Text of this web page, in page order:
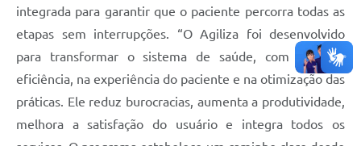
integrada para garantir que o paciente percorra todas as
etapas sem interrupções. “O Agiliza foi desenvolvido
para transformar o sistema de saúde, com foco na
eficiência, na experiência do paciente e na otimização das
práticas. Ele reduz burocracias, aumenta a produtividade,
melhora a satisfação do usuário e integra todos os